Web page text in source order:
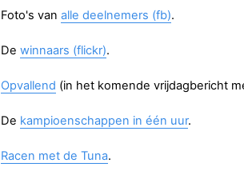
Foto's van alle deelnemers (fb).
De winnaars (flickr).
Opvallend (in het komende vrijdagbericht
De kampioenschappen in één uur.
Racen met de Tuna.